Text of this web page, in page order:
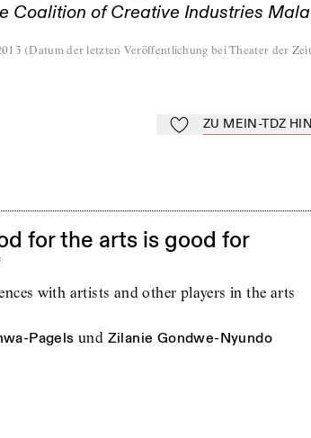
Coalition of Creative Industries
(Datum der letzten Veröffentlichung bei Theater der Zeit
Zu Mein-TdZ
ZU MEIN-TDZ
for the arts is good for
with artists and other players in the arts
Pagels und Zilanie Gondwe-Nyundo